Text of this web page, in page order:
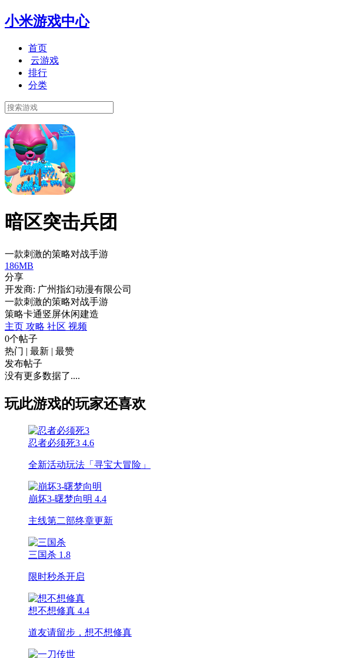
小米游戏中心
首页
云游戏
排行
分类
暗区突击兵团
一款刺激的策略对战手游
186MB
分享
开发商: 广州指幻动漫有限公司
一款刺激的策略对战手游
策略卡通竖屏休闲建造
主页 攻略 社区 视频
0个帖子
热门 | 最新 | 最赞
发布帖子
没有更多数据了....
玩此游戏的玩家还喜欢
忍者必须死3 4.6
全新活动玩法「寻宝大冒险」
崩坏3-曙梦向明 4.4
主线第二部终章更新
三国杀 1.8
限时秒杀开启
想不想修真 4.4
道友请留步，想不想修真